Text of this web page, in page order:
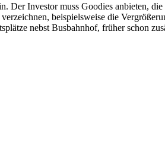
Der Investor muss Goodies anbieten,
beispielsweise die
nebst Busbahnhof, früher schon